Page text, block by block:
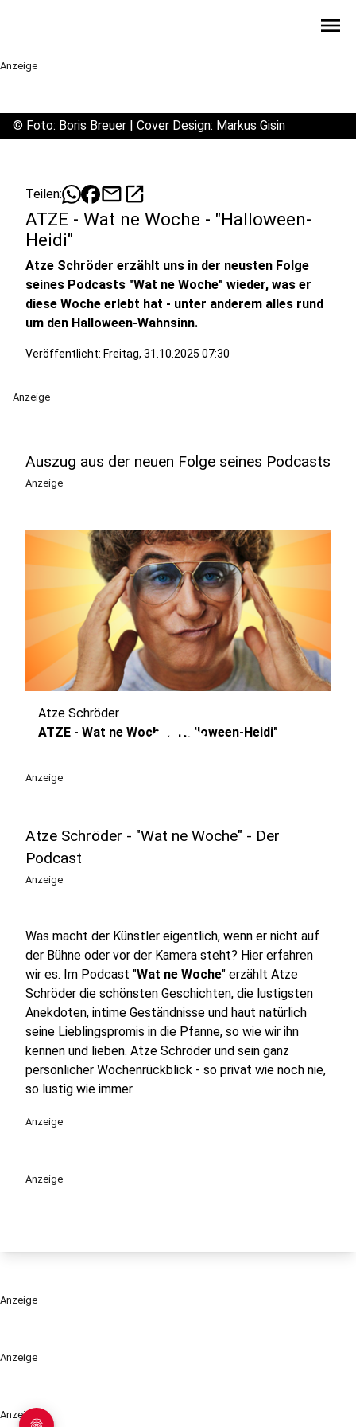
menu
Anzeige
Anzeige
Anzeige
© Foto: Boris Breuer | Cover Design: Markus Gisin
Teilen: mailopen_in_new
ATZE - Wat ne Woche - "Halloween-
Heidi"
Atze Schröder erzählt uns in der neusten Folge
seines Podcasts "Wat ne Woche" wieder, was er
diese Woche erlebt hat - unter anderem alles rund
um den Halloween-Wahnsinn.
Veröffentlicht: Freitag, 31.10.2025 07:30
Anzeige
Auszug aus der neuen Folge seines Podcasts
Anzeige
play_circle
Atze Schröder
ATZE - Wat ne Woche: "Halloween-Heidi"
Anzeige
Atze Schröder - "Wat ne Woche" - Der
Podcast
Anzeige
Was macht der Künstler eigentlich, wenn er nicht auf
der Bühne oder vor der Kamera steht? Hier erfahren
wir es. Im Podcast "Wat ne Woche" erzählt Atze
Schröder die schönsten Geschichten, die lustigsten
Anekdoten, intime Geständnisse und haut natürlich
seine Lieblingspromis in die Pfanne, so wie wir ihn
kennen und lieben. Atze Schröder und sein ganz
persönlicher Wochenrückblick - so privat wie noch nie,
so lustig wie immer.
Anzeige
Anzeige
Anzeige